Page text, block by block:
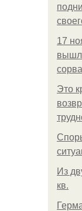
17
Это
Из
кв.